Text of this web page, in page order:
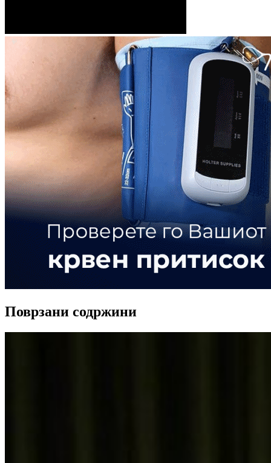
Поврзани содржини